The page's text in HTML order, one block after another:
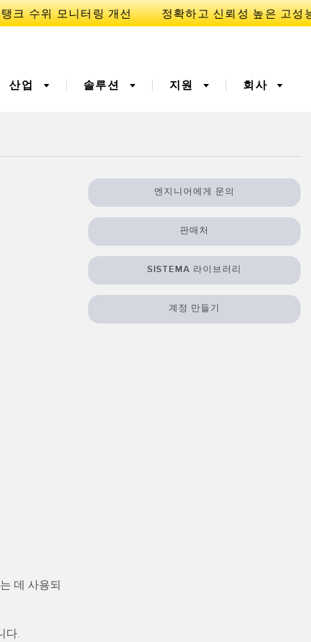
3D 비행 시간(ToF)
광섬유
산업 솔루션
부품, 정비 또는 팔레트 픽
업 요청
지원 회사
데 사용되
다.
엔지니어에게 문의
판매처
SISTEMA 라이브러리
계정 만들기